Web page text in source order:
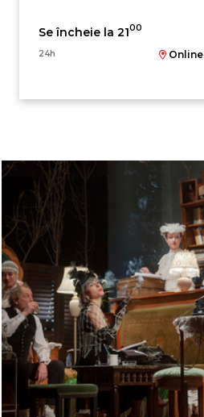
Se încheie la 2100
24h Online